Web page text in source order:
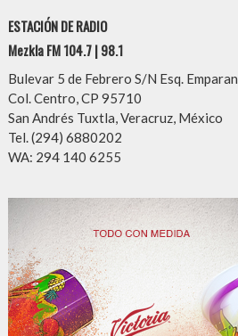
ESTACIÓN DE RADIO
Mezkla FM 104.7 | 98.1
Bulevar 5 de Febrero S/N Esq. Emparan
Col. Centro, CP 95710
San Andrés Tuxtla, Veracruz, México
Tel. (294) 6880202
WA: 294 140 6255